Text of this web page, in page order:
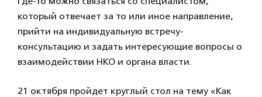
который отвечает за то или иное направление,
прийти на индивидуальную встречу-
консультацию и задать интересующие вопросы о
взаимодействии НКО и органа власти.
21 октября пройдет круглый стол на тему «Как